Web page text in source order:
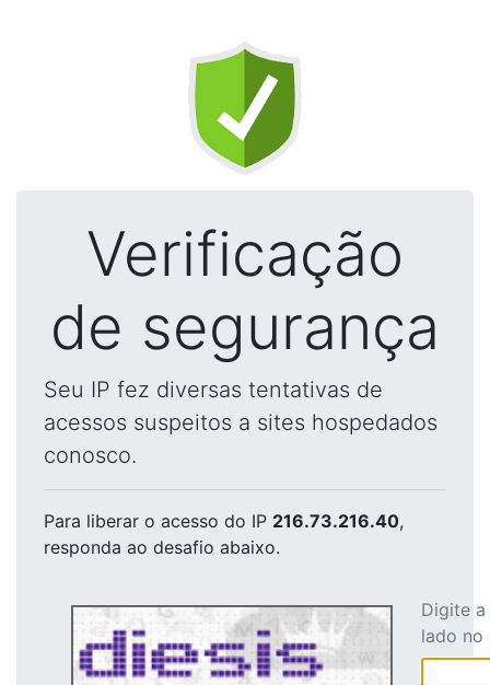
Verificação
de segurança
Seu IP fez diversas tentativas de
acessos suspeitos a sites hospedados
conosco.
Para liberar o acesso do IP 216.73.216.40,
responda ao desafio abaixo.
Digite
lado no